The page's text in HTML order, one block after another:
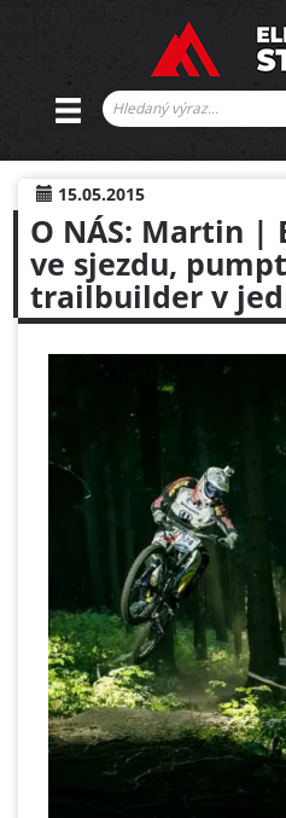
O NÁS: Martin |
ve sjezdu,
trailbuilder v
15.05.2015